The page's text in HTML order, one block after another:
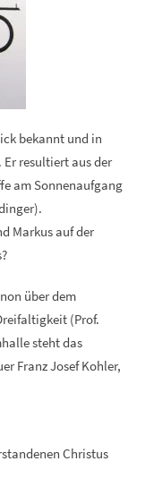
bekannt und in
resultiert aus der
am Sonnenaufgang
Markus auf der
über dem
(Prof.
steht das
Franz Josef Kohler,
Christus